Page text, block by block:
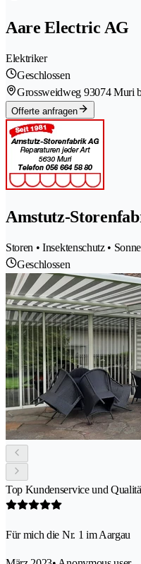
Aare Electric AG
Elektriker
Geschlossen
Grossweidweg 93074 Muri
Offerte anfragen
Amstutz-
Storen • Insektenschutz •
Geschlossen
Top Kundenservice und
Für mich die Nr. 1 im Aargau